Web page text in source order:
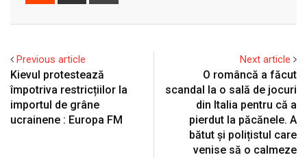
Previous article
Kievul protestează
împotriva restricțiilor la
importul de grâne
ucrainene : Europa FM
Next article
O româncă a făcut
scandal la o sală de jocuri
din Italia pentru că a
pierdut la păcănele. A
bătut și polițistul care
venise să o calmeze